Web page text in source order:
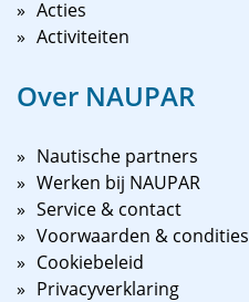
Acties
Activiteiten
Over NAUPAR
Nautische partners
Werken bij NAUPAR
Service & contact
Voorwaarden & condities
Cookiebeleid
Privacyverklaring